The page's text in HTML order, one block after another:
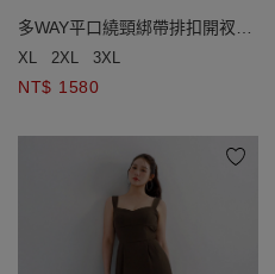
多WAY平口繞頸綁帶排扣開衩刺
繡蕾絲蛋糕長洋裝(附胸墊)
XL 2XL 3XL
NT$ 1580